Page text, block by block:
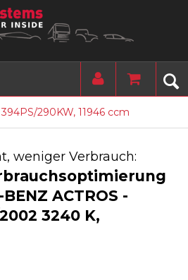
290KW, 11946 ccm
weniger Verbrauch:
ACTROS -
3240 K,